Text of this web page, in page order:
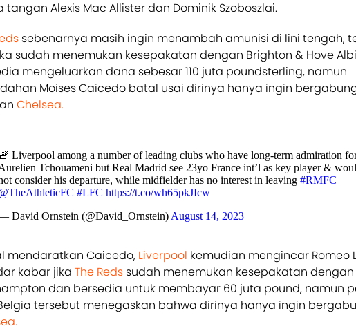
tangan Alexis Mac Allister dan Dominik Szoboszlai.
sebenarnya masih ingin menambah amunisi di lini tengah,
sudah menemukan kesepakatan dengan Brighton & Hove
mengeluarkan dana sebesar 110 juta poundsterling, namun
Moises Caicedo batal usai dirinya hanya ingin
Chelsea.
Liverpool among a number of leading clubs who have long-term admiration
Tchouameni but Real Madrid see 23yo France int’l as key player &
consider his departure, while midfielder has no interest in leaving #RMFC
#LFC https://t.co/wh65pkJIcw
David Ornstein (@David_Ornstein) August 14, 2023
mendaratkan Caicedo, Liverpool kemudian mengincar Romeo
kabar jika The Reds sudah menemukan kesepakatan dengan
dan bersedia untuk membayar 60 juta pound, namun
tersebut menegaskan bahwa dirinya hanya ingin